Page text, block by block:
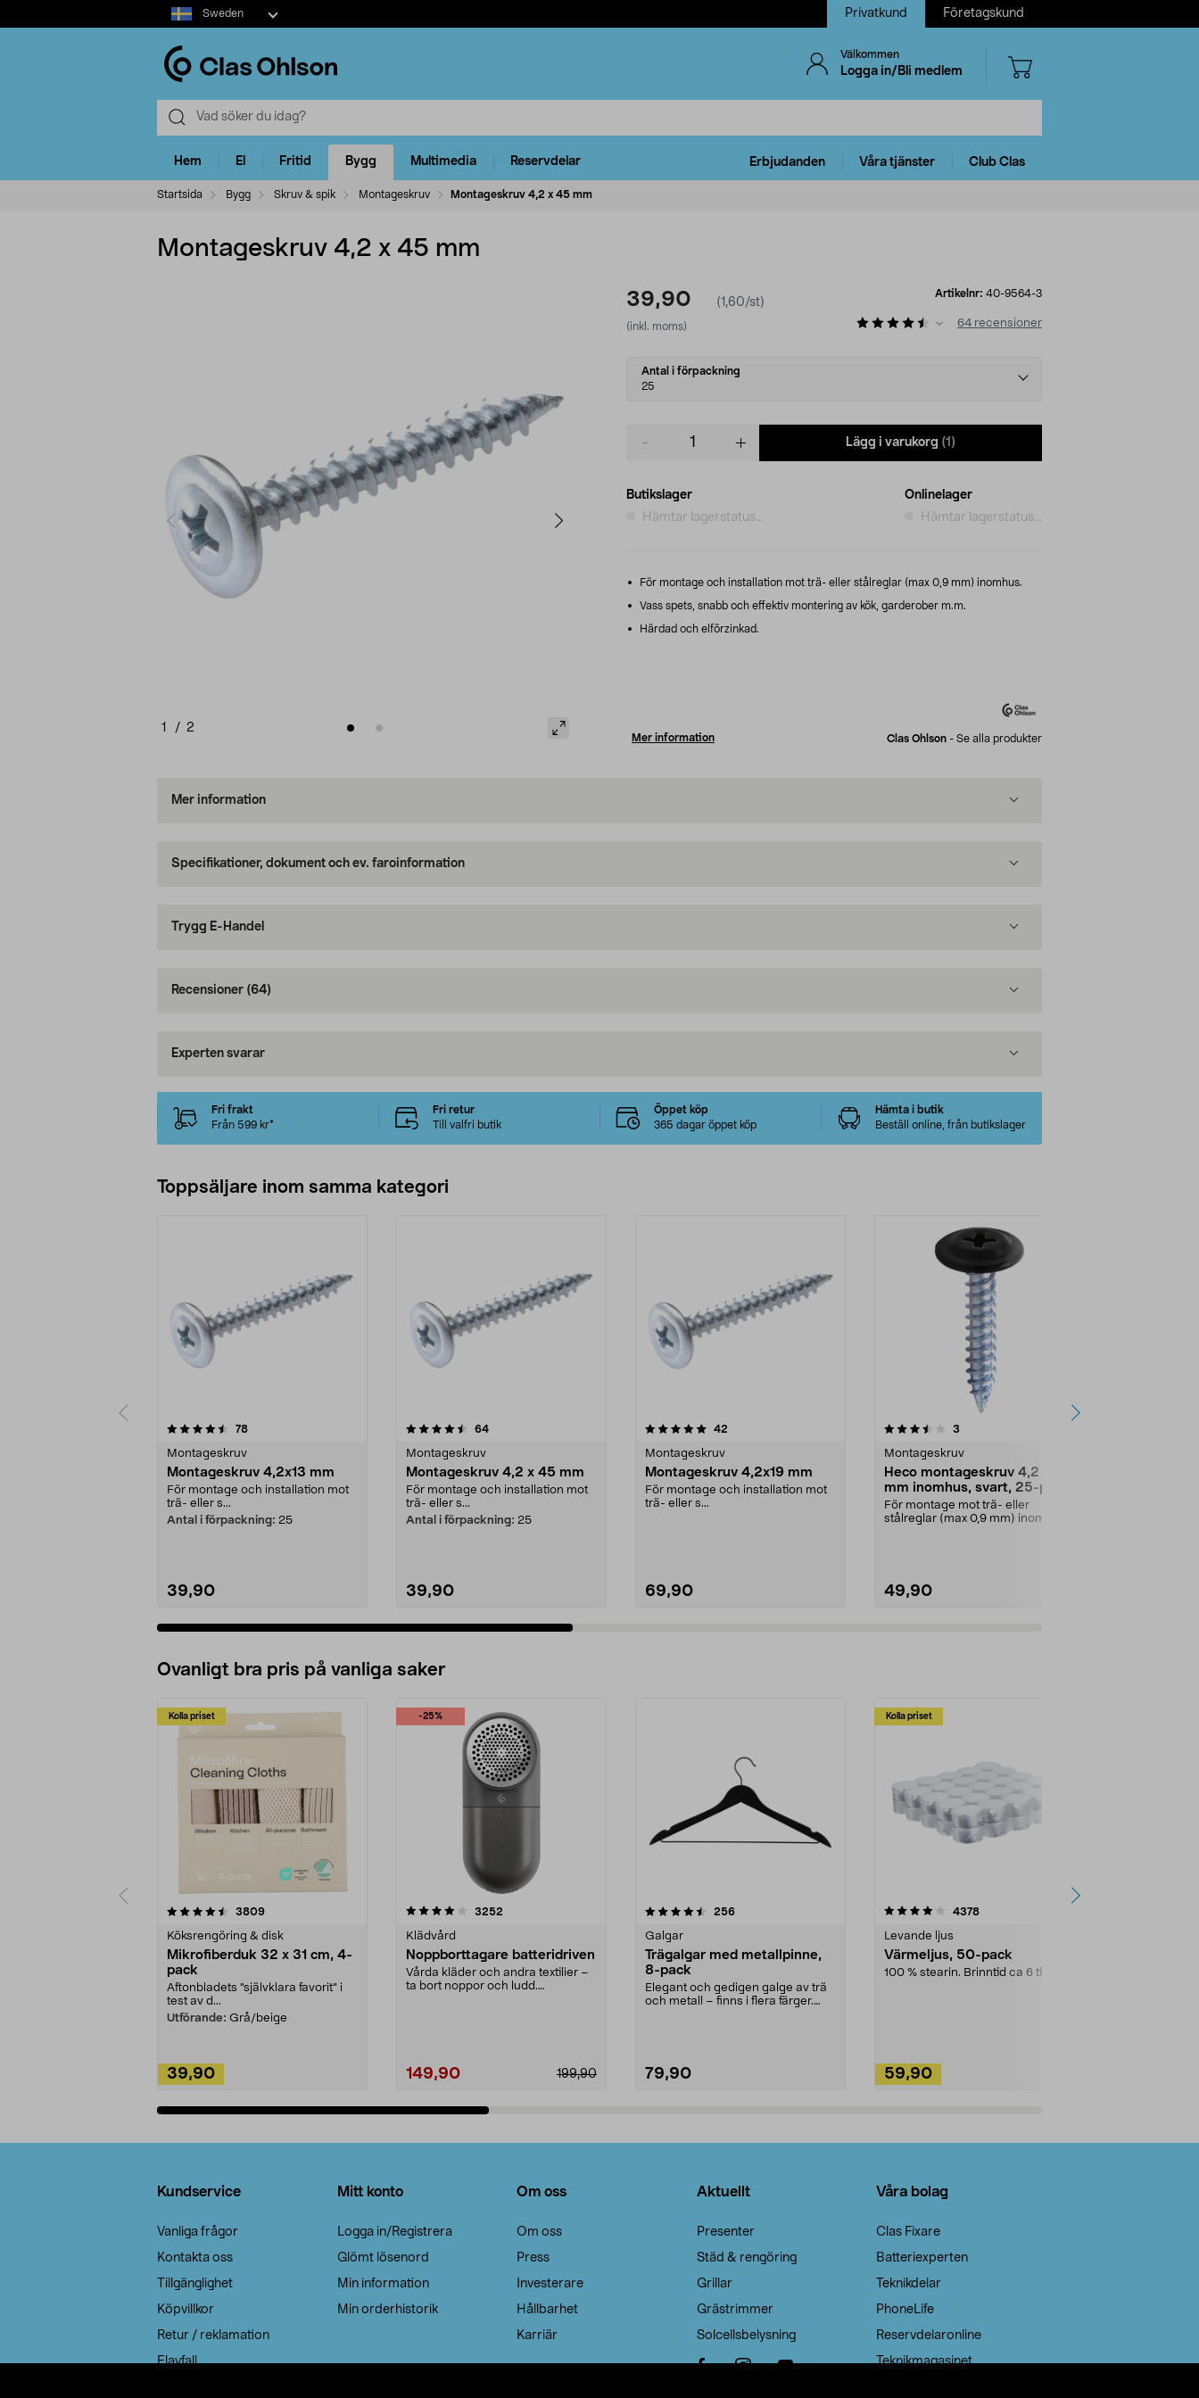
Select
market
Sweden Privatkund Företagskund
Välkommen
Logga in/Bli medlem
Hem El Fritid Bygg Multimedia Reservdelar Erbjudanden Våra tjänster Club Clas
Startsida Bygg Skruv & spik Montageskruv Montageskruv 4,2 x 45 mm
Montageskruv 4,2 x 45 mm
1 / 2
39,90 (1,60/st)
(inkl. moms)
Artikelnr: 40-9564-3
64 recensioner
Select
variant
Antal i förpackning
25
Lägg i varukorg (1)
Butikslager
Hämtar lagerstatus...
Onlinelager
Hämtar lagerstatus...
För montage och installation mot trä- eller stålreglar (max 0,9 mm) inomhus.
Vass spets, snabb och effektiv montering av kök, garderober m.m.
Härdad och elförzinkad.
Mer information Clas Ohlson - Se alla produkter
Mer information
Specifikationer, dokument och ev. faroinformation
Trygg E-Handel
Recensioner (64)
Experten svarar
Fri frakt
Från 599 kr*
Fri retur
Till valfri butik
Öppet köp
365 dagar öppet köp
Hämta i butik
Beställ online, från butikslager
Toppsäljare inom samma kategori
78recensioner
Montageskruv
Montageskruv 4,2x13 mm
För montage och installation mot
trä- eller s...
Antal i förpackning: 25
39,90
4.5 av 5 stjärnor 64recensioner
Montageskruv
Montageskruv 4,2 x 45 mm
För montage och installation mot
trä- eller s...
Antal i förpackning: 25
39,90
5.0 av 5 stjärnor 42
Montageskruv
Montageskruv 4,2x19 mm
För montage och installation mot
trä- eller s...
69,90
3.5 av 5 stjärnor 3
Montageskruv
Heco montageskruv 4,2 x 25
mm inomhus, svart, 25-pack
För montage mot trä- eller
stålreglar (max 0,9 mm) inomhus.
49,90
4.5 av 5 stjärnor
Ovanligt bra pris på vanliga saker
Kolla priset
3809recensioner
Köksrengöring & disk
Mikrofiberduk 32 x 31 cm, 4-
pack
Aftonbladets "självklara favorit” i
test av d...
Utförande: Grå/beige
39,90
-25%
4.0av 5 stjärnor 3252
Klädvård
Noppborttagare batteridriven
Vårda kläder och andra textilier –
ta bort noppor och ludd.
199,90
149,90
4.5av 5 stjärnor 256recensioner
Galgar
Trägalgar med metallpinne,
8-pack
Elegant och gedigen galge av trä
och metall – finns i flera färger.
79,90
Kolla priset
4.0av 5 stjärnor 4378recensioner
Levande ljus
Värmeljus, 50-pack
100 % stearin. Brinntid ca 6 tim.
59,90
4.5av 5 stjärnor
Kundservice
Vanliga frågor
Kontakta oss
Tillgänglighet
Köpvillkor
Retur / reklamation
Elavfall
Mitt konto
Logga in/Registrera
Glömt lösenord
Min information
Min orderhistorik
Om oss
Om oss
Press
Investerare
Hållbarhet
Karriär
Aktuellt
Presenter
Städ & rengöring
Grillar
Grästrimmer
Solcellsbelysning
Våra bolag
Clas Fixare
Batteriexperten
Teknikdelar
PhoneLife
Reservdelaronline
Teknikmagasinet